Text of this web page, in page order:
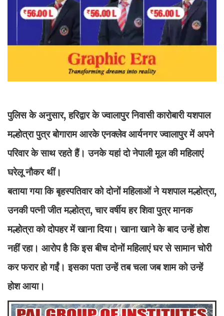
पुलिस के अनुसार, हरिद्वार के ज्वालापुर निवासी कारोबारी यशपाल
मल्होत्रा पुत्र बोगाराम आरके एनक्लेव आर्यनगर ज्वालापुर में अपने
परिवार के साथ रहते हैं। उनके यहां दो नेपाली मूल की महिलाएं
घरेलू नौकर थीं।
बताया गया कि बृहस्पतिवार को दोनों महिलाओं ने यशपाल मल्होत्रा,
उनकी पत्नी जीत मल्होत्रा, चार वर्षीय हर शिवा पुत्र मानक
मल्होत्रा को दोपहर में खाना दिया। खाना खाने के बाद उन्हें होश
नहीं रहा। आरोप है कि इस बीच दोनों महिलाएं घर से सामान चोरी
कर फरार हो गईं। इसका पता उन्हें तब चला जब शाम को उन्हें
होश आया।